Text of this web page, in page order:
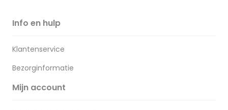
Info en hulp
Klantenservice
Bezorginformatie
Mijn account